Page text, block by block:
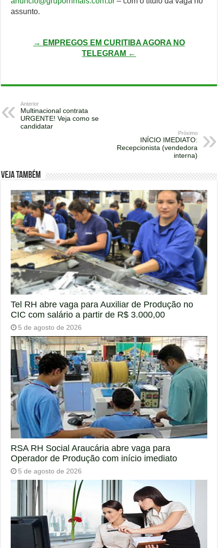
assunto.
→ EMPREGOS EM CURITIBA AGORA NO
TELEGRAM ←
Anterior
Multinacional contrata
URGENTE! Veja como se
candidatar
Próximo
INÍCIO IMEDIATO:
Recepcionista (vendedora
interna)
Veja também
Tel RH abre vaga para Auxiliar de Produção no
CIC com salário a partir de R$ 3.000,00
5 de agosto de 2026
RSA RH Social Araucária abre vaga para
Operador de Produção com início imediato
5 de agosto de 2026